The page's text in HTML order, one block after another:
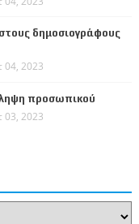
δημοσιογράφους
04, 2023
προσωπικού
03, 2023